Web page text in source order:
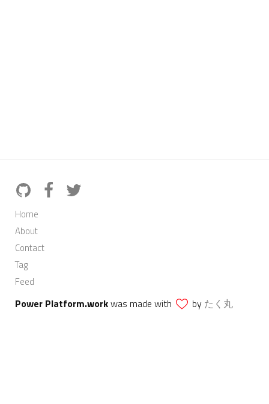
Home
About
Contact
Tag
Feed
Power Platform.workwas made with by たく丸